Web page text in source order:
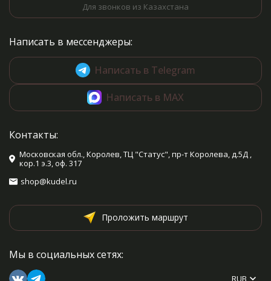
Для звонков из Казахстана
Написать в мессенджеры:
Написать в Telegram
Написать в MAX
Контакты:
Московская обл., Королев, ТЦ "Статус", пр-т Королева, д.5Д ,
кор.1 э.3, оф. 317
shop@kudel.ru
Проложить маршрут
Мы в социальных сетях:
RUB